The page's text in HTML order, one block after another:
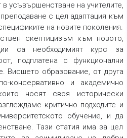
усъвършенстване на учителите,
с цел адаптация към
на новите поколения.
скептицизъм към новото,
са необходимият курс за
подплатена с функционални
Висшето образование, от друга
консервативно и академично
носят своя исторически
критично подходите и
обучение, и да
Тази статия има за цел